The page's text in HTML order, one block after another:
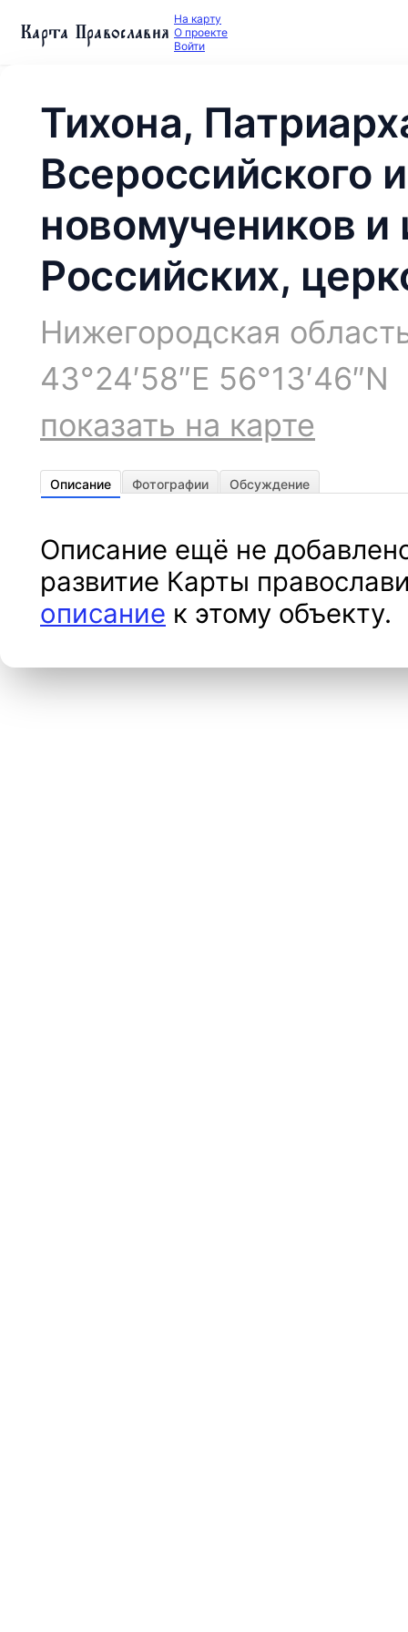
Карта Православия На карту
О проекте
Войти
Тихона,
Всероссийского и
новомучеников и
Российских,
Нижегородская
43°24′58″E 56°13′46″N
показать на карте
Описание Фотографии Обсуждение
Описание ещё не
развитие Карты
описание к этому объекту.